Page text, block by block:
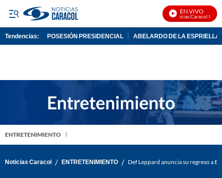
EN VIVO
Noticias Caracol En Vivo
Tendencias: POSESIÓN PRESIDENCIAL ABELARDO DE LA ESPRIELLA
ENTRETENIMIENTO
Noticias Caracol / ENTRETENIMIENTO / Def Leppard anuncia su regreso a